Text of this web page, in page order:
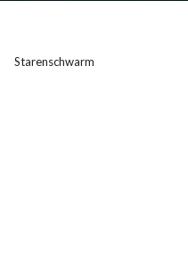
Starenschwarm